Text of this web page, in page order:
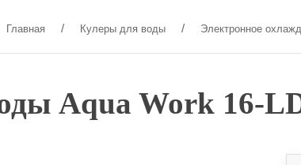
Главная Кулеры для воды Электронное
Aqua Work 16-